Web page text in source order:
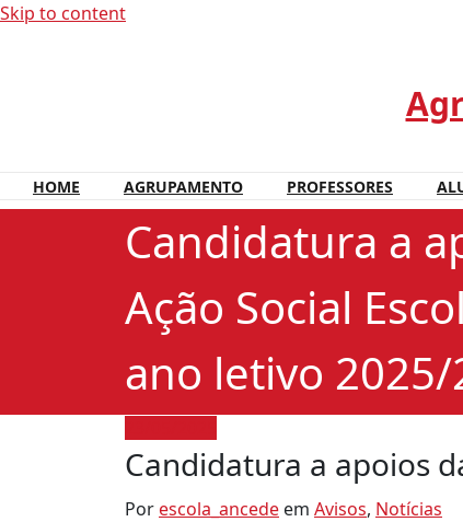
Skip to content
HOME AGRUPAMENTO PROFESSORES
Candidatura a
Ação Social
ano letivo 2025/
Candidatura a apoios
Porescola_ancede em Avisos, Notícias